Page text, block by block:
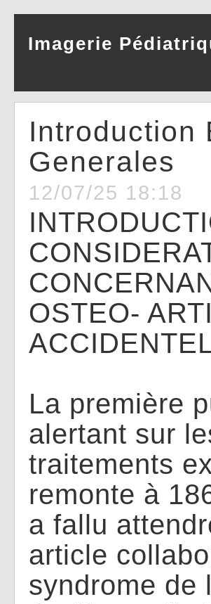
Imagerie
Introduction
Generales
12/07/25 18:18
OSTEO-
La première
alertant sur
traitements
remonte à
a fallu
article
syndrome de